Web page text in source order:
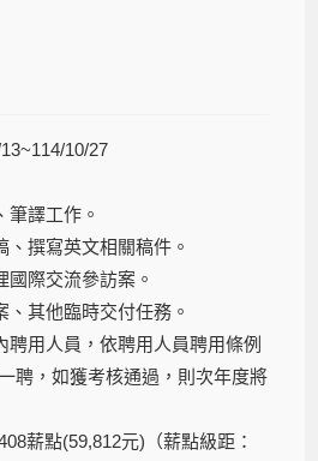
10/27
筆譯工作。
、撰寫英文相關稿件。
國際交流參訪案。
、其他臨時交付任務。
聘用人員，依聘用人員聘用條例
聘，如獲考核通過，則次年度將
薪點(59,812元)（薪點級距：